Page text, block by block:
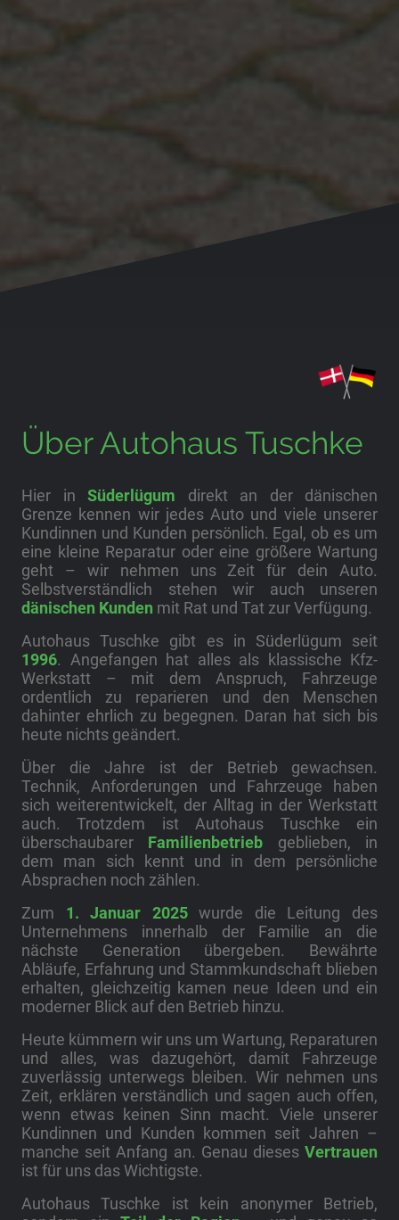
Über Autohaus Tuschke
Hier in Süderlügum direkt an der dänischen
Grenze kennen wir jedes Auto und viele unserer
Kundinnen und Kunden persönlich. Egal, ob es um
eine kleine Reparatur oder eine größere Wartung
geht – wir nehmen uns Zeit für dein Auto.
Selbstverständlich stehen wir auch unseren
dänischen Kunden mit Rat und Tat zur Verfügung.
Autohaus Tuschke gibt es in Süderlügum seit
1996. Angefangen hat alles als klassische Kfz-
Werkstatt – mit dem Anspruch, Fahrzeuge
ordentlich zu reparieren und den Menschen
dahinter ehrlich zu begegnen. Daran hat sich bis
heute nichts geändert.
Über die Jahre ist der Betrieb gewachsen.
Technik, Anforderungen und Fahrzeuge haben
sich weiterentwickelt, der Alltag in der Werkstatt
auch. Trotzdem ist Autohaus Tuschke ein
überschaubarer Familienbetrieb geblieben, in
dem man sich kennt und in dem persönliche
Absprachen noch zählen.
Zum 1. Januar 2025wurde die Leitung des
Unternehmens innerhalb der Familie an die
nächste Generation übergeben. Bewährte
Abläufe, Erfahrung und Stammkundschaft blieben
erhalten, gleichzeitig kamen neue Ideen und ein
moderner Blick auf den Betrieb hinzu.
Heute kümmern wir uns um Wartung, Reparaturen
und alles, was dazugehört, damit Fahrzeuge
zuverlässig unterwegs bleiben. Wir nehmen uns
Zeit, erklären verständlich und sagen auch offen,
wenn etwas keinen Sinn macht. Viele unserer
Kundinnen und Kunden kommen seit Jahren –
manche seit Anfang an. Genau dieses Vertrauen
ist für uns das Wichtigste.
Autohaus Tuschke ist kein anonymer Betrieb,